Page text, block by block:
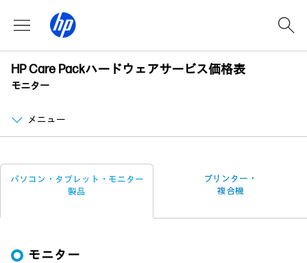
HP Care Packハードウェアサービス価格表
モニター
メニュー
パソコン・タブレット・ モニター
製品
プリンター・
複合機
モニター